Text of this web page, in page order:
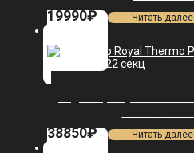
19990₽ Читать далее
38850₽ Читать далее